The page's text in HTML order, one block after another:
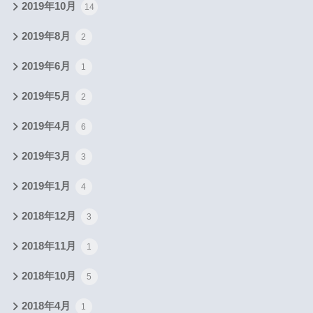
2019年10月 14
2019年8月 2
2019年6月 1
2019年5月 2
2019年4月 6
2019年3月 3
2019年1月 4
2018年12月 3
2018年11月 1
2018年10月 5
2018年4月 1